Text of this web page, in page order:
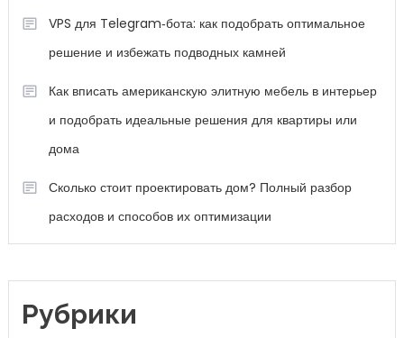
VPS для Telegram‑бота: как подобрать оптимальное
решение и избежать подводных камней
Как вписать американскую элитную мебель в интерьер
и подобрать идеальные решения для квартиры или
дома
Сколько стоит проектировать дом? Полный разбор
расходов и способов их оптимизации
Рубрики